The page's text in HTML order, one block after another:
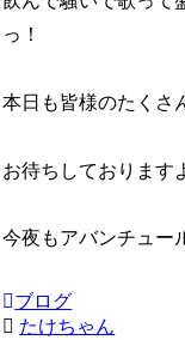
っ！
本日も皆様のたくさ
お待ちしております
今夜もアバンチュー
ブログ
たけちゃん